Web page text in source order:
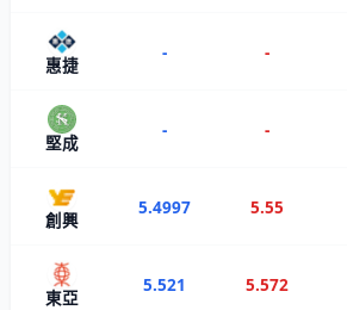
惠捷
- -
堅成
- -
創興
5.4997 5.55
東亞
5.521 5.572